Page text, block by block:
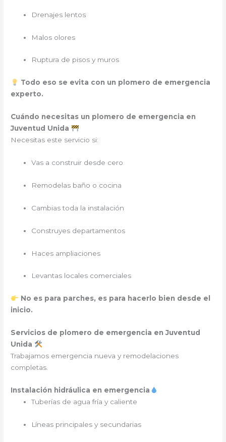
Drenajes lentos
Malos olores
Ruptura de pisos y muros
Todo eso se evita con un plomero de emergencia
experto.
Cuándo necesitas un plomero de emergencia en
Juventud Unida
Necesitas este servicio si:
Vas a construir desde cero
Remodelas baño o cocina
Cambias toda la instalación
Construyes departamentos
Haces ampliaciones
Levantas locales comerciales
No es para parches, es para hacerlo bien desde el
inicio.
Servicios de plomero de emergencia en Juventud
Unida
Trabajamos emergencia nueva y remodelaciones
completas.
Instalación hidráulica en emergencia
Tuberías de agua fría y caliente
Líneas principales y secundarias